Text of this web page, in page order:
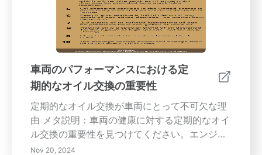
上させる - タイヤ回転が車両性能と耐久性に与
える影響経済的かつ生態的な利点のためにタイ
ヤを最高の状態に保つ方法を学びましょう。
車両のパフォーマンスにおける定
期的なオイル交換の重要性
定期的なオイル交換が車両にとって不可欠な理
由 メタ説明：車両の健康に対する定期的なオイ
ル交換の重要性を見つけてください。エンジン
オイルがエンジンを潤滑、冷却、清掃し、損傷
Nov 20, 2024